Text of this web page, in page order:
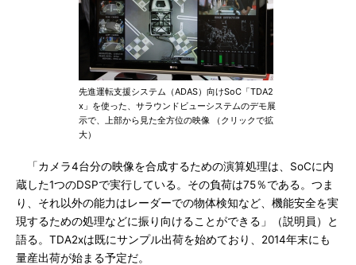
先進運転支援システム（ADAS）向けSoC「TDA2
x」を使った、サラウンドビューシステムのデモ展
示で、上部から見た全方位の映像 （クリックで拡
大）
「カメラ4台分の映像を合成するための演算処理は、SoCに内
蔵した1つのDSPで実行している。その負荷は75％である。つま
り、それ以外の能力はレーダーでの物体検知など、機能安全を実
現するための処理などに振り向けることができる」（説明員）と
語る。TDA2xは既にサンプル出荷を始めており、2014年末にも
量産出荷が始まる予定だ。